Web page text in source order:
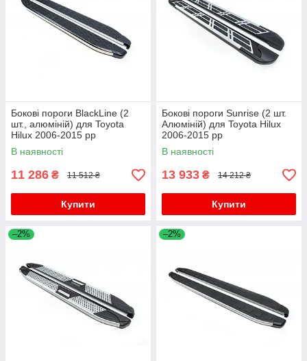
Бокові пороги BlackLine (2
шт., алюміній) для Toyota
Hilux 2006-2015 рр
В наявності
11 286 ₴ 11 512 ₴
Купити
Бокові пороги Sunrise (2 шт.
Алюміній) для Toyota Hilux
2006-2015 рр
В наявності
13 933 ₴ 14 212 ₴
Купити
–2% –2%